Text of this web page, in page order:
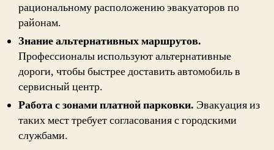
рациональному расположению эвакуаторов по
районам.
Знание альтернативных маршрутов.
Профессионалы используют альтернативные
дороги, чтобы быстрее доставить автомобиль в
сервисный центр.
Работа с зонами платной парковки. Эвакуация из
таких мест требует согласования с городскими
службами.